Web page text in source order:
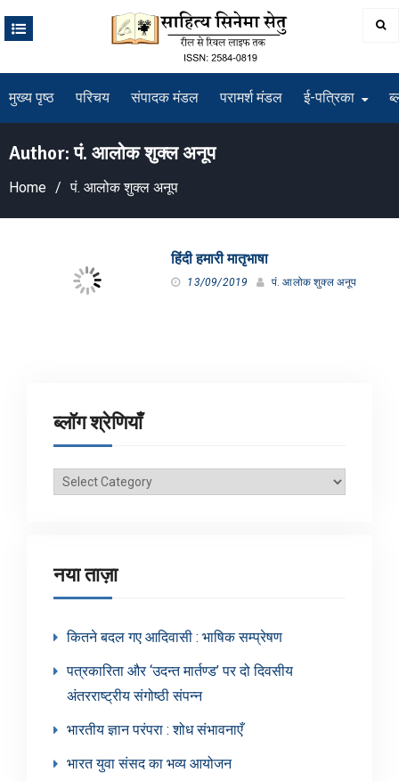
मुख्य पृष्ठ परिचय संपादक मंडल परामर्श मंडल ई-पत्रिका
Author:पं. आलोक शुक्ल अनूप
Home पं. आलोक शुक्ल अनूप
हिंदी हमारी मातृभाषा
13/09/2019 पं. आलोक शुक्ल अनूप
ब्लॉग श्रेणियाँ
ब्लॉग
नया ताज़ा
कितने बदल गए आदिवासी : भाषिक सम्प्रेषण
पत्रकारिता और ‘उदन्त मार्तण्ड’ पर दो दिवसीय
अंतरराष्ट्रीय संगोष्ठी संपन्न
भारतीय ज्ञान परंपरा : शोध संभावनाएँ
भारत युवा संसद का भव्य आयोजन